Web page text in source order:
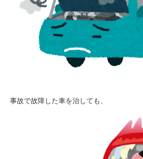
事故で故障した車を治しても、